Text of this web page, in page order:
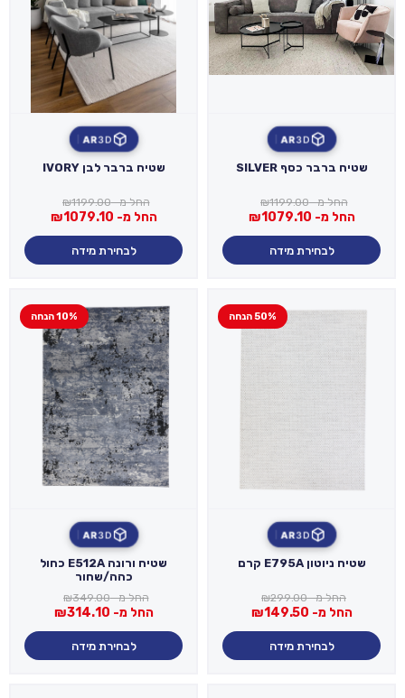
3D
AR
שטיח ברבר כסף SILVER
החל מ- ₪1199.00
החל מ- ₪1079.10
לבחירת מידה
3D
AR
שטיח ברבר לבן IVORY
החל מ- ₪1199.00
החל מ- ₪1079.10
לבחירת מידה
50% הנחה
3D
AR
שטיח ניוטון E795A קרם
החל מ- ₪299.00
החל מ- ₪149.50
לבחירת מידה
10% הנחה
3D
AR
שטיח ורונה E512A כחול
כהה/שחור
החל מ- ₪349.00
החל מ- ₪314.10
לבחירת מידה